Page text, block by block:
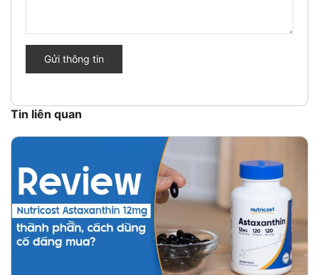
Gửi thông tin
Tin liên quan